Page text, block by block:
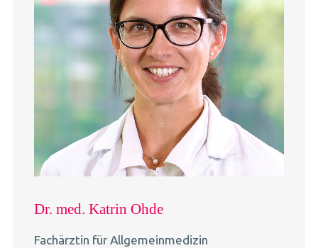
Dr. med. Katrin Ohde
Fachärztin für Allgemeinmedizin